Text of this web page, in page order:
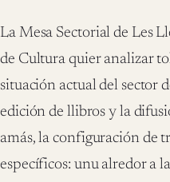
La Mesa Sectorial de Les
de Cultura quier analizar
situación actual del sector
edición de llibros y la
amás, la configuración de
específicos: unu alredor a